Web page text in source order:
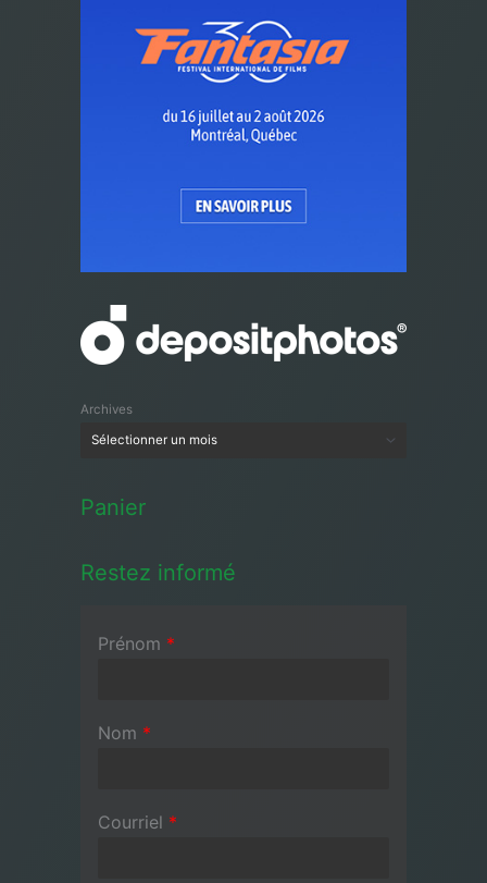
Archives
Panier
Restez informé
Prénom *
Nom *
Courriel *